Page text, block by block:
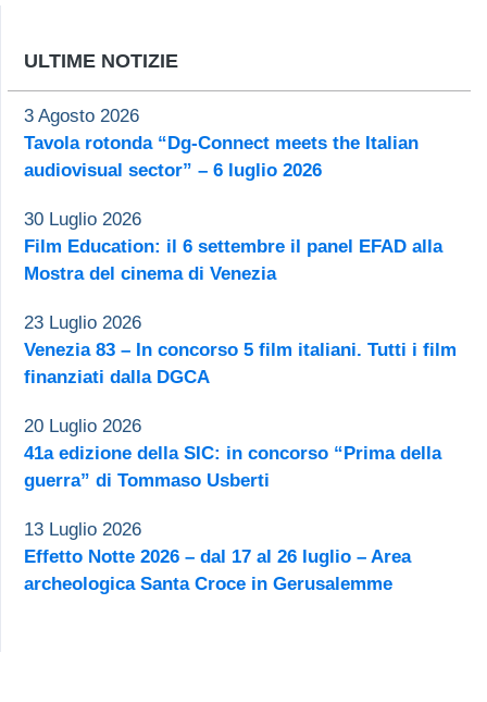
ULTIME NOTIZIE
Tavola rotonda “Dg-Connect meets the Italian
audiovisual sector” – 6 luglio 2026
3 Agosto 2026
Film Education: il 6 settembre il panel EFAD alla
Mostra del cinema di Venezia
30 Luglio 2026
Venezia 83 – In concorso 5 film italiani. Tutti i film
finanziati dalla DGCA
23 Luglio 2026
41a edizione della SIC: in concorso “Prima della
guerra” di Tommaso Usberti
20 Luglio 2026
Effetto Notte 2026 – dal 17 al 26 luglio – Area
archeologica Santa Croce in Gerusalemme
13 Luglio 2026